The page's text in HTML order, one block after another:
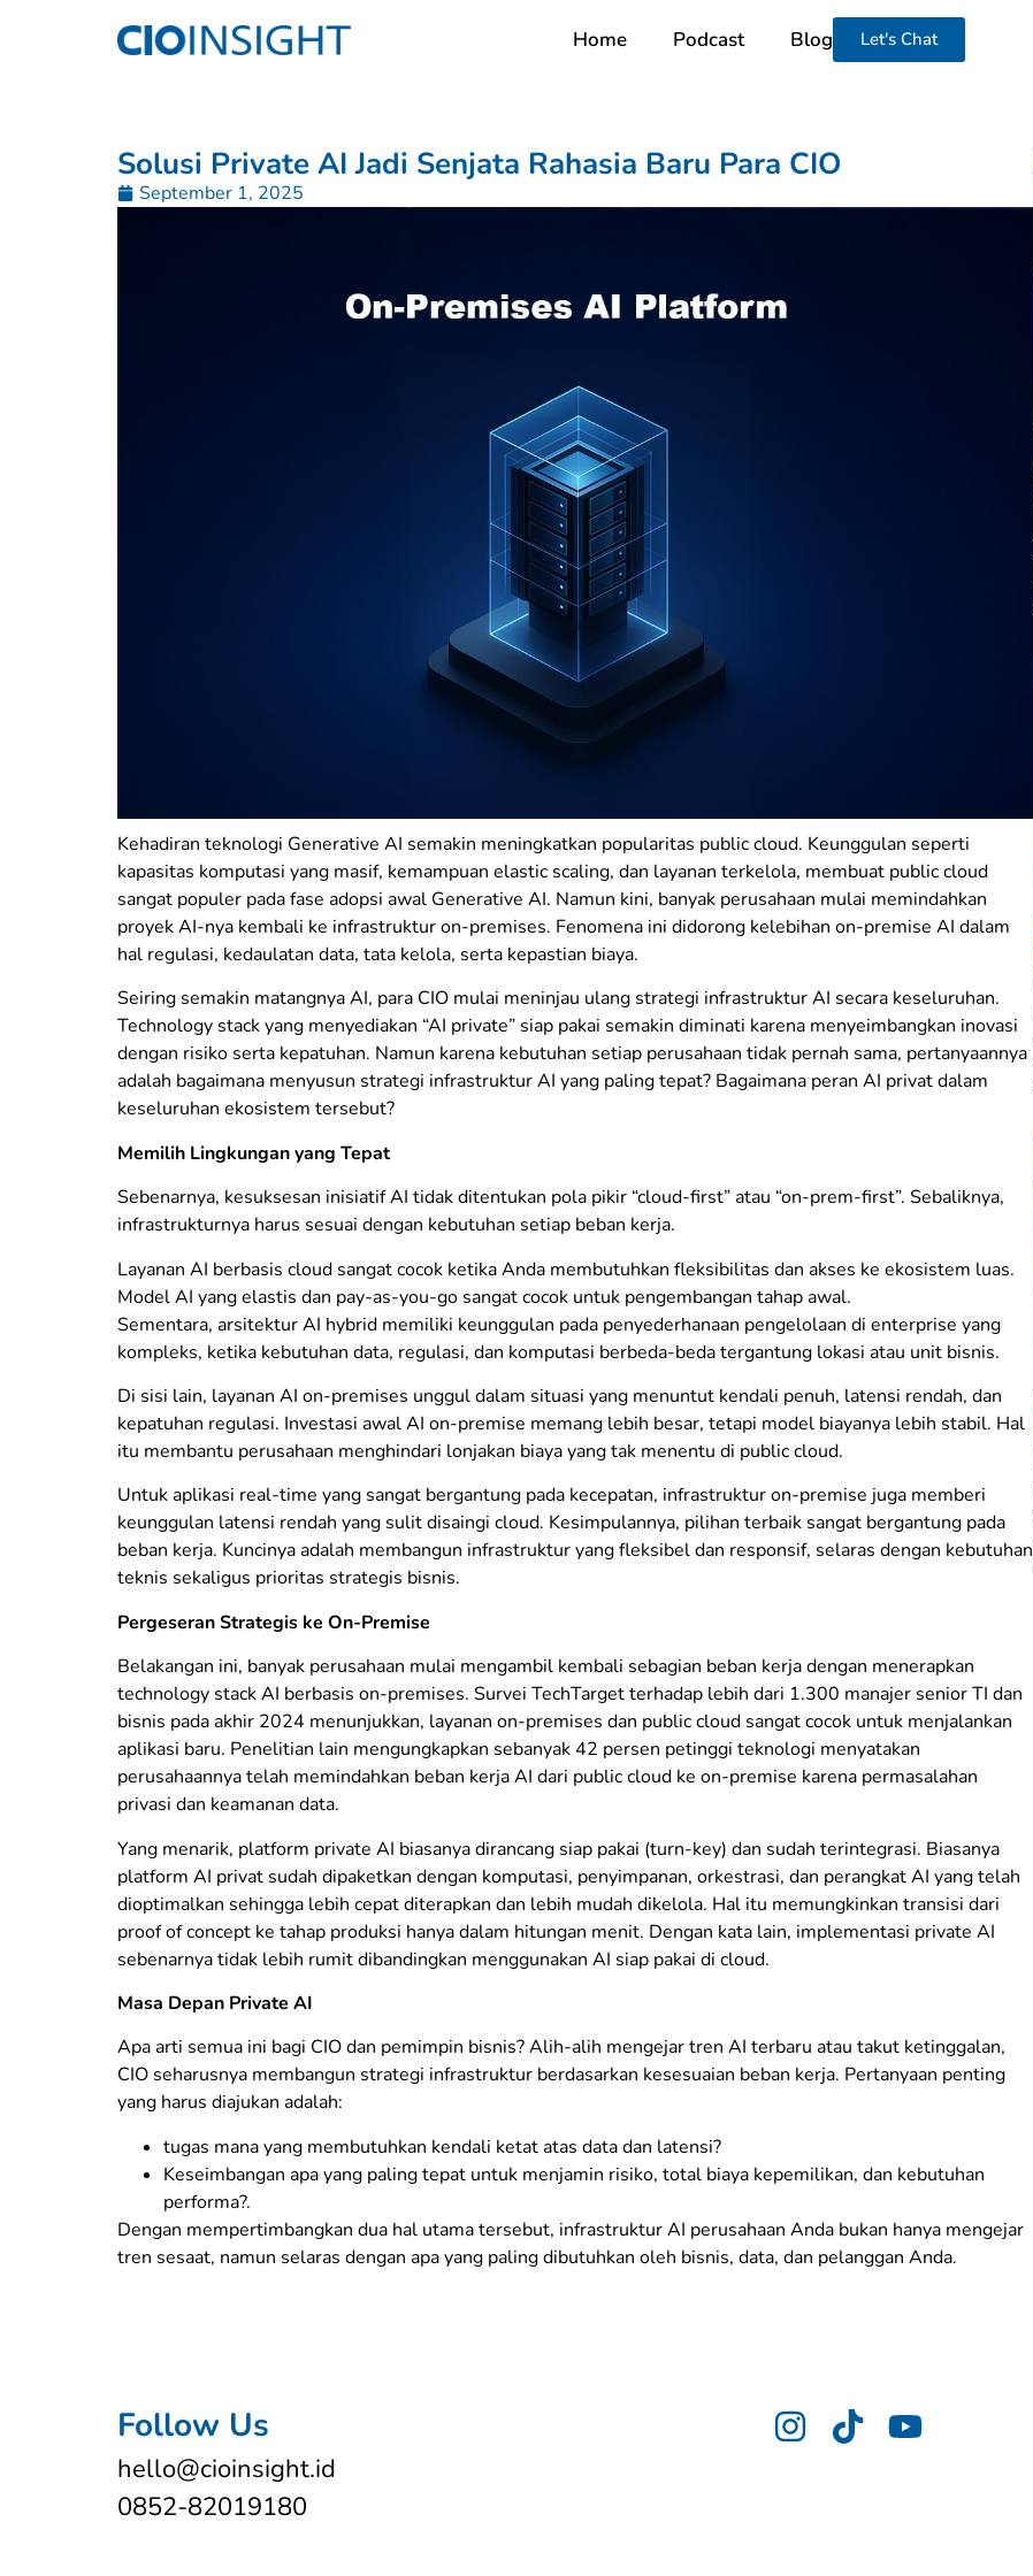
Home Podcast Blog Let's Chat
Solusi Private AI Jadi Senjata Rahasia Baru Para CIO
September 1, 2025
Kehadiran teknologi Generative AI semakin meningkatkan popularitas public cloud. Keunggulan seperti
kapasitas komputasi yang masif, kemampuan elastic scaling, dan layanan terkelola, membuat public cloud
sangat populer pada fase adopsi awal Generative AI. Namun kini, banyak perusahaan mulai memindahkan
proyek AI-nya kembali ke infrastruktur on-premises. Fenomena ini didorong kelebihan on-premise AI dalam
hal regulasi, kedaulatan data, tata kelola, serta kepastian biaya.
Seiring semakin matangnya AI, para CIO mulai meninjau ulang strategi infrastruktur AI secara keseluruhan.
Technology stack yang menyediakan “AI private” siap pakai semakin diminati karena menyeimbangkan inovasi
dengan risiko serta kepatuhan. Namun karena kebutuhan setiap perusahaan tidak pernah sama, pertanyaannya
adalah bagaimana menyusun strategi infrastruktur AI yang paling tepat? Bagaimana peran AI privat dalam
keseluruhan ekosistem tersebut?
Memilih Lingkungan yang Tepat
Sebenarnya, kesuksesan inisiatif AI tidak ditentukan pola pikir “cloud-first” atau “on-prem-first”. Sebaliknya,
infrastrukturnya harus sesuai dengan kebutuhan setiap beban kerja.
Layanan AI berbasis cloud sangat cocok ketika Anda membutuhkan fleksibilitas dan akses ke ekosistem luas.
Model AI yang elastis dan pay-as-you-go sangat cocok untuk pengembangan tahap awal.
Sementara, arsitektur AI hybrid memiliki keunggulan pada penyederhanaan pengelolaan di enterprise yang
kompleks, ketika kebutuhan data, regulasi, dan komputasi berbeda-beda tergantung lokasi atau unit bisnis.
Di sisi lain, layanan AI on-premises unggul dalam situasi yang menuntut kendali penuh, latensi rendah, dan
kepatuhan regulasi. Investasi awal AI on-premise memang lebih besar, tetapi model biayanya lebih stabil. Hal
itu membantu perusahaan menghindari lonjakan biaya yang tak menentu di public cloud.
Untuk aplikasi real-time yang sangat bergantung pada kecepatan, infrastruktur on-premise juga memberi
keunggulan latensi rendah yang sulit disaingi cloud. Kesimpulannya, pilihan terbaik sangat bergantung pada
beban kerja. Kuncinya adalah membangun infrastruktur yang fleksibel dan responsif, selaras dengan kebutuhan
teknis sekaligus prioritas strategis bisnis.
Pergeseran Strategis ke On-Premise
Belakangan ini, banyak perusahaan mulai mengambil kembali sebagian beban kerja dengan menerapkan
technology stack AI berbasis on-premises. Survei TechTarget terhadap lebih dari 1.300 manajer senior TI dan
bisnis pada akhir 2024 menunjukkan, layanan on-premises dan public cloud sangat cocok untuk menjalankan
aplikasi baru. Penelitian lain mengungkapkan sebanyak 42 persen petinggi teknologi menyatakan
perusahaannya telah memindahkan beban kerja AI dari public cloud ke on-premise karena permasalahan
privasi dan keamanan data.
Yang menarik, platform private AI biasanya dirancang siap pakai (turn-key) dan sudah terintegrasi. Biasanya
platform AI privat sudah dipaketkan dengan komputasi, penyimpanan, orkestrasi, dan perangkat AI yang telah
dioptimalkan sehingga lebih cepat diterapkan dan lebih mudah dikelola. Hal itu memungkinkan transisi dari
proof of concept ke tahap produksi hanya dalam hitungan menit. Dengan kata lain, implementasi private AI
sebenarnya tidak lebih rumit dibandingkan menggunakan AI siap pakai di cloud.
Masa Depan Private AI
Apa arti semua ini bagi CIO dan pemimpin bisnis? Alih-alih mengejar tren AI terbaru atau takut ketinggalan,
CIO seharusnya membangun strategi infrastruktur berdasarkan kesesuaian beban kerja. Pertanyaan penting
yang harus diajukan adalah:
tugas mana yang membutuhkan kendali ketat atas data dan latensi?
Keseimbangan apa yang paling tepat untuk menjamin risiko, total biaya kepemilikan, dan kebutuhan
performa?.
Dengan mempertimbangkan dua hal utama tersebut, infrastruktur AI perusahaan Anda bukan hanya mengejar
tren sesaat, namun selaras dengan apa yang paling dibutuhkan oleh bisnis, data, dan pelanggan Anda.
Follow Us
hello@cioinsight.id
0852-82019180